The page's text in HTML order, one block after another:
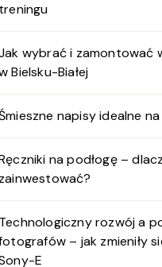
treningu
wybrać i zamontować
Bielsku-Białej
napisy idealne
na podłogę –
zainwestować?
Technologiczny rozwój a
– jak zmieniły
E